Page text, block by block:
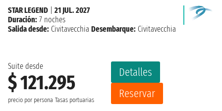
Suite desde
$ 121.295
precio por persona Tasas portuarias
Detalles
Reservar
STAR LEGEND
21 JUL. 2027
Duración: 7 noches
Salida desde: Civitavecchia Desembarque: Civitavecchia